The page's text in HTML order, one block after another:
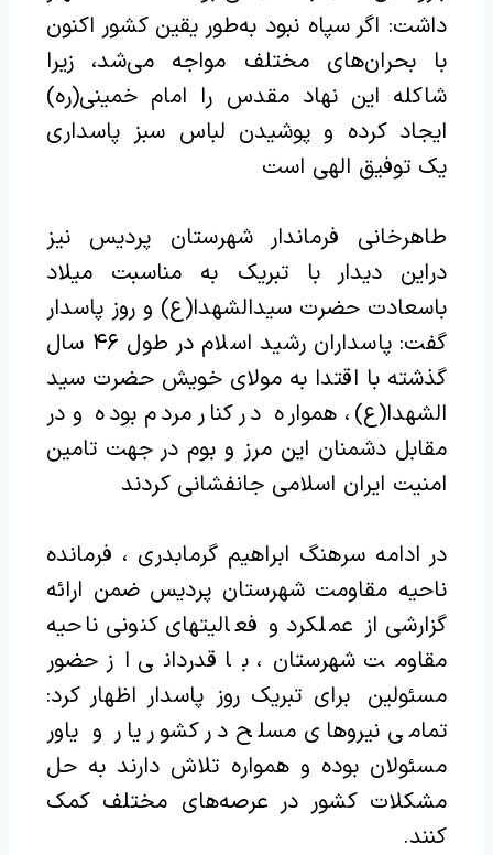
داشت: اگر سپاه نبود به‌طور یقین کشور اکنون
با بحران‌های مختلف مواجه می‌شد، زیرا
شاکله این نهاد مقدس را امام خمینی(ره)
ایجاد کرده و پوشیدن لباس سبز پاسداری
یک توفیق الهی است
طاهرخانی فرماندار شهرستان پردیس نیز
دراین دیدار با تبریک به مناسبت میلاد
باسعادت حضرت سیدالشهدا(ع) و روز پاسدار
گفت: پاسداران رشید اسلام در طول ۴۶ سال
گذشته با اقتدا به مولای خویش حضرت سید
الشهدا(ع)، همواره در کنار مردم بوده و در
مقابل دشمنان این مرز و بوم در جهت تامین
امنیت ایران اسلامی جانفشانی کردند
در ادامه سرهنگ ابراهیم گرمابدری ، فرمانده
ناحیه مقاومت شهرستان پردیس ضمن ارائه
گزارشی از عملکرد و فعالیتهای کنونی ناحیه
مقاومت شهرستان، با قدردانی از حضور
مسئولین برای تبریک روز پاسدار اظهار کرد:
تمامی نیروهای مسلح در کشور یار و یاور
مسئولان بوده و همواره تلاش دارند به حل
مشکلات کشور در عرصه‌های مختلف کمک
کنند.